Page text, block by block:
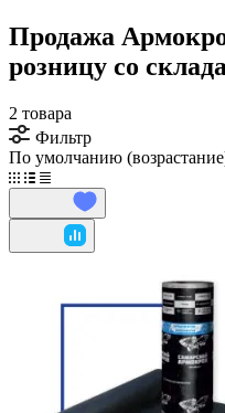
Продажа
розницу со
2 товара
Фильтр
По умолчанию